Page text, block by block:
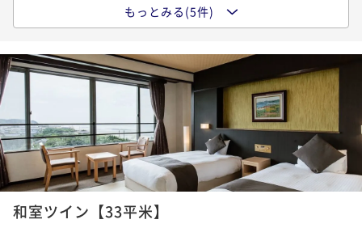
【早期割28／特別会席】早期予約でオトクな価格！※2
7日前から返金不可
二食付き 事前決済可
IN 15:00 - 18:00 OUT10:00
ポイント即利用で
最大7％OFF
¥32,092~
¥ 29,845 ~
ポイントアップ
【特別会席】知多半島と伊勢湾の味覚を堪能
二食付き 現地決済可 事前決済可
【季節の会席】美浜の風に乗せて
二食付き 現地決済可 事前決済可
IN 15:00 - 20:00 OUT10:00
ポイント即利用で最大7％OFF
¥24,132~
2名 ¥ 22,442 ~
ポイントアップ
【早期割28／土地の恵み会席】早期予約でオトクな価
格！※27日前から返金不可
もっとみる(5件)
和室ツイン【33平米】